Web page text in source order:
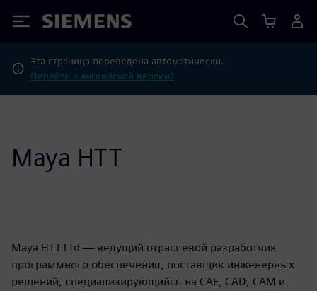
Siemens
Эта страница переведена автоматически.
Перейти к английской версии?
Maya HTT
Maya HTT Ltd — ведущий отраслевой разработчик
программного обеспечения, поставщик инженерных
решений, специализирующийся на CAE, CAD, CAM и